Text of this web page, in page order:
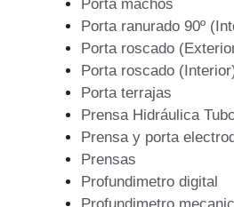
Porta machos
Porta ranurado 90º
Porta roscado
Porta roscado
Porta terrajas
Prensa Hidráulica
Prensa y porta
Prensas
Profundimetro digital